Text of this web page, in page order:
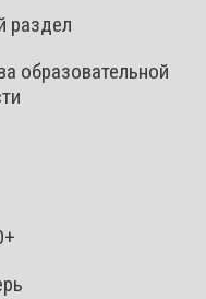
раздел
образовательной